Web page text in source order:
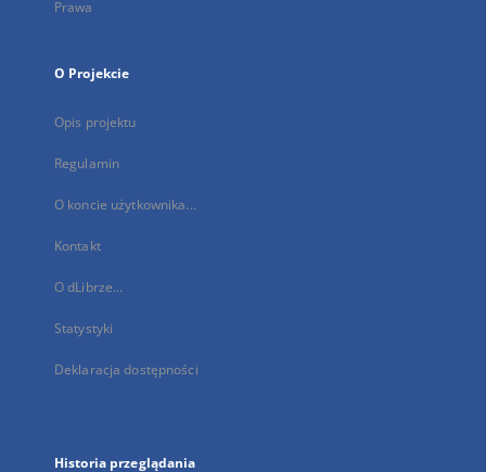
Prawa
O Projekcie
Opis projektu
Regulamin
O koncie użytkownika...
Kontakt
O dLibrze...
Statystyki
Deklaracja dostępności
Historia przeglądania